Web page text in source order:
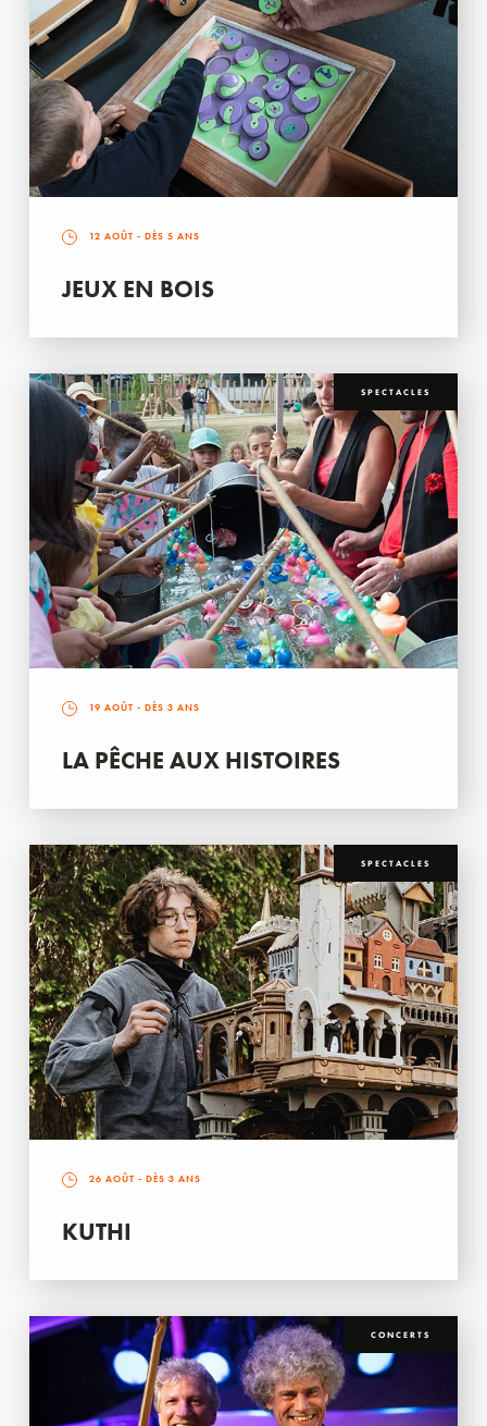
12 AOÛT - DÈS 5 ANS
JEUX EN BOIS
SPECTACLES
19 AOÛT - DÈS 3 ANS
LA PÊCHE AUX HISTOIRES
SPECTACLES
26 AOÛT - DÈS 3 ANS
KUTHI
CONCERTS